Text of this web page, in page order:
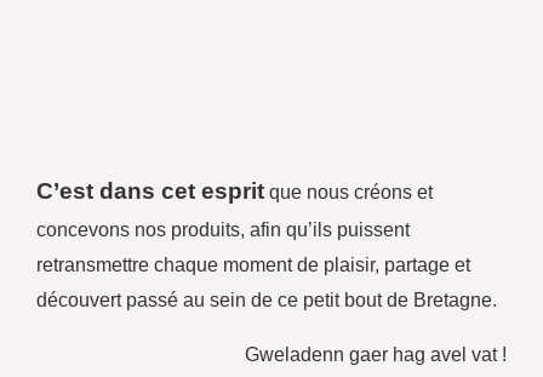
C’est dans cet esprit que nous créons et
concevons nos produits, afin qu’ils puissent
retransmettre chaque moment de plaisir, partage et
découvert passé au sein de ce petit bout de Bretagne.
Gweladenn gaer hag avel vat !